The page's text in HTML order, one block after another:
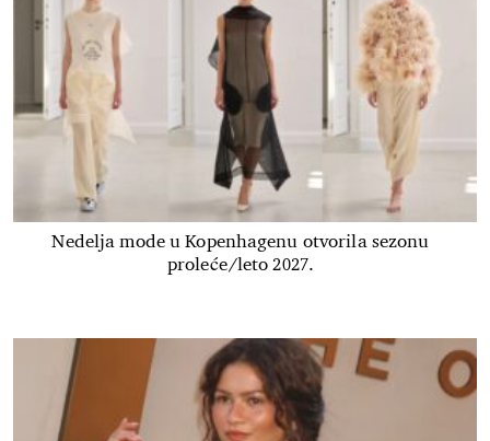
Nedelja mode u Kopenhagenu otvorila sezonu
proleće/leto 2027.